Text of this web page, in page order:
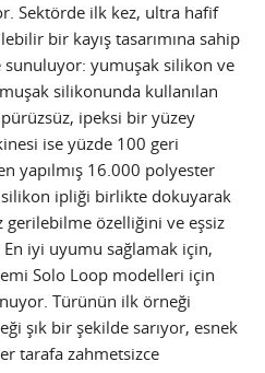
Sektörde ilk kez, ultra hafif
bir kayış tasarımına sahip
sunuluyor: yumuşak silikon ve
silikonunda kullanılan
ipeksi bir yüzey
ise yüzde 100 geri
yapılmış 16.000 polyester
ipliği birlikte dokuyarak
gerilebilme özelliğini ve eşsiz
iyi uyumu sağlamak için,
Solo Loop modelleri için
Türünün ilk örneği
şık bir şekilde sarıyor, esnek
tarafa zahmetsizce